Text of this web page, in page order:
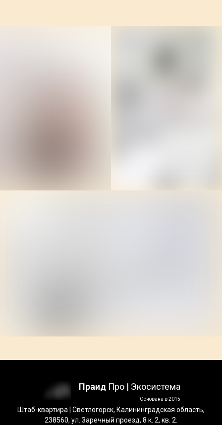
Праид Про | Экосистема
Основана в 2015
Штаб-квартира | Светлогорск, Калининградская область,
238560, ул. Заречный проезд, 8 к. 2, кв. 2.